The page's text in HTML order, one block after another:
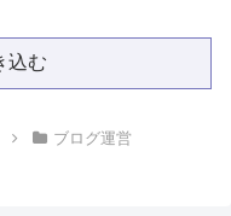
込む
ブログ運営